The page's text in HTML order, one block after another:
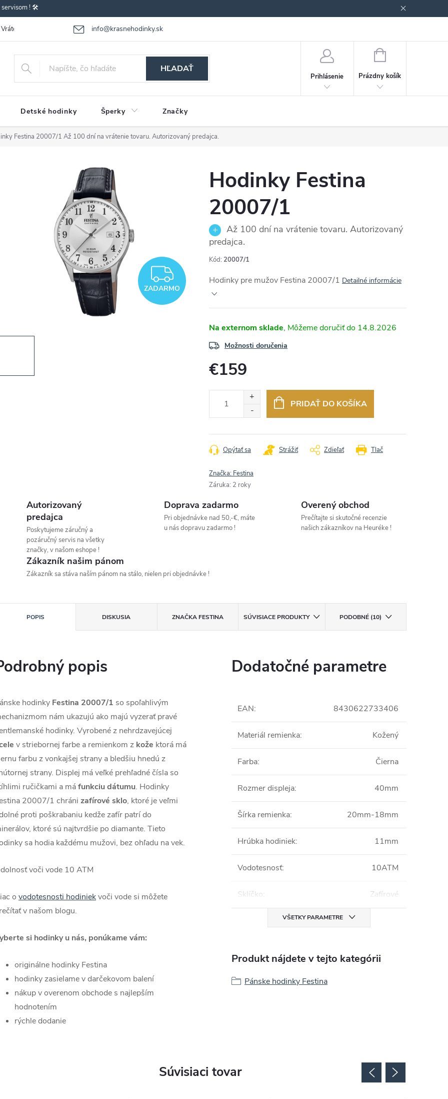
servisom ! 🛠️
info@krasnehodinky.sk
Vrátenie-výmena tovaru Reklamácia tovaru Obchodné podmienky
HĽADAŤ
Prihlásenie
NÁKUPNÝ
Prázdny košík
Detské hodinky Šperky Značky
Festina 20007/1 Až 100 dní na vrátenie tovaru. Autorizovaný predajca.
ZADARMO
ZADARMO
Hodinky Festina
20007/1
Až 100 dní na vrátenie tovaru. Autorizovaný
predajca.
Kód: 20007/1
Hodinky pre mužov Festina 20007/1 Detailné informácie
Na externom sklade 14.8.2026
Možnosti doručenia
€159
PRIDAŤ DO KOŠÍKA
Tlač
Opýtať sa Strážiť Zdieľať
Značka: Festina
Záruka: 2 roky
Autorizovaný
predajca
Poskytujeme záručný a
pozáručný servis na všetky
značky, v našom eshope !
Doprava zadarmo
Pri objednávke nad 50,-€, máte
u nás dopravu zadarmo !
Overený obchod
Prečítajte si skutočné recenzie
našich zákazníkov na Heuréke !
Zákazník našim pánom
Zákazník sa stáva naším pánom na stálo, nielen pri objednávke !
POPIS DISKUSIA ZNAČKAFESTINA SÚVISIACE PRODUKTY PODOBNÉ (10)
popis
hodinky Festina 20007/1 so spoľahlivým
nám ukazujú ako majú vyzerať pravé
hodinky. Vyrobené z nehrdzavejúcej
v striebornej farbe a remienkom z kože ktorá má
farbu z vonkajšej strany a bledšiu hnedú z
strany. Displej má veľké prehľadné čísla so
ručičkami a máfunkciu dátumu. Hodinky
20007/1 chráni zafírové sklo, ktoré je veľmi
proti poškrabaniu kedže zafír patrí do
ktoré sú najtvrdšie po diamante. Tieto
sa hodia každému mužovi, bez ohľadu na vek.
voči vode 10 ATM
o vodotesnosti hodiniekvoči vode si môžete
v našom blogu.
si hodinky u nás, ponúkame vám:
originálne hodinky Festina
hodinky zasielame v darčekovom balení
nákup v overenom obchode s najlepším
hodnotením
rýchle dodanie
Dodatočné parametre
EAN: 8430622733406
Materiál remienka: Kožený
Farba: Čierna
Rozmer displeja: 40mm
Šírka remienka: 20mm-18mm
Hrúbka hodiniek: 11mm
Vodotesnosť: 10ATM
Sklíčko: Zafírové
VŠETKY PARAMETRE
Produkt nájdete v tejto kategórii
Pánske hodinky Festina
Súvisiaci tovar